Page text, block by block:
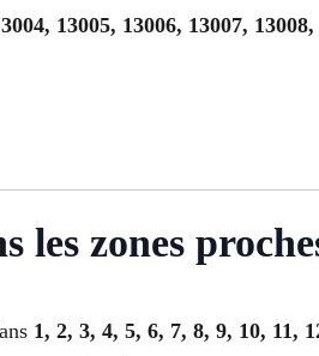
13005, 13006, 13007,
les zones
1, 2, 3, 4, 5, 6, 7, 8, 9, 10, 11,